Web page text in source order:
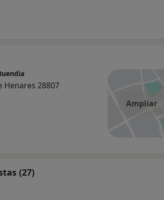
Ampliar
Henares 28807
(27)